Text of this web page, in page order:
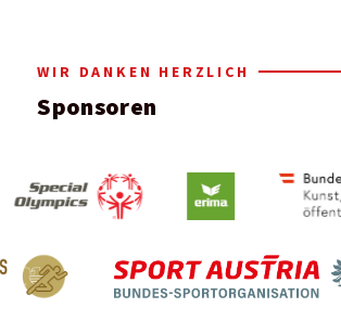
WIR DANKEN HERZLICH
Sponsoren